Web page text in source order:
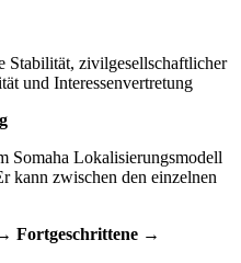
Stabilität, zivilgesellschaftlicher
und Interessenvertretung
Somaha Lokalisierungsmodell
kann zwischen den einzelnen
Fortgeschrittene →